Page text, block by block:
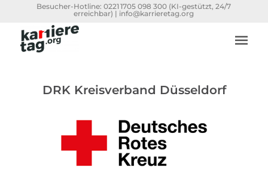
Besucher-Hotline:0221 1705 098 300 (KI-gestützt, 24/7
erreichbar) | info@karrieretag.org
DRK Kreisverband Düsseldorf